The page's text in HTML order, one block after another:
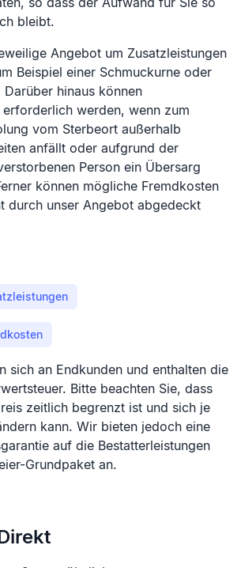
bleibt.
Angebot um Zusatzleistungen
Beispiel einer Schmuckurne oder
hinaus können
erforderlich werden, wenn zum
vom Sterbeort außerhalb
anfällt oder aufgrund der
Person ein Übersarg
können mögliche Fremdkosten
durch unser Angebot abgedeckt
sich an Endkunden und enthalten die
Bitte beachten Sie, dass
zeitlich begrenzt ist und sich je
kann. Wir bieten jedoch eine
auf die Bestatterleistungen
Grundpaket an.